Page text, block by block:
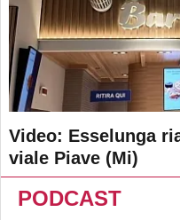
Video: Esselunga
viale Piave (Mi)
PODCAST